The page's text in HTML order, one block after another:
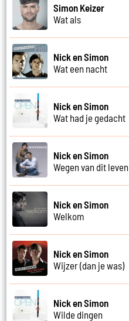
Simon Keizer
Wat als
Nick en Simon
Wat een nacht
Nick en Simon
Wat had je gedacht
Nick en Simon
Wegen van dit leven
Nick en Simon
Welkom
Nick en Simon
Wijzer (dan je was)
Nick en Simon
Wilde dingen